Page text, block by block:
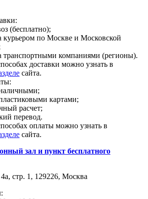
(бесплатно);
курьером по Москве и Московской
транспортными компаниями (регионы).
доставки можно узнать в
сайта.
картами;
расчет;
перевод.
оплаты можно узнать в
сайта.
зал и пункт бесплатного
стр. 1, 129226, Москва